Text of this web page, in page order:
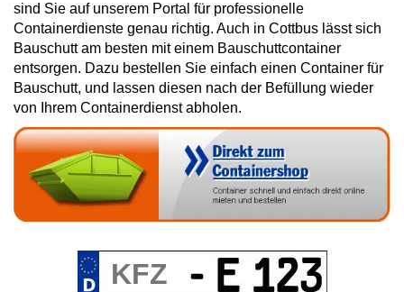
sind Sie auf unserem Portal für professionelle
Containerdienste genau richtig. Auch in Cottbus lässt sich
Bauschutt am besten mit einem Bauschuttcontainer
entsorgen. Dazu bestellen Sie einfach einen Container für
Bauschutt, und lassen diesen nach der Befüllung wieder
von Ihrem Containerdienst abholen.